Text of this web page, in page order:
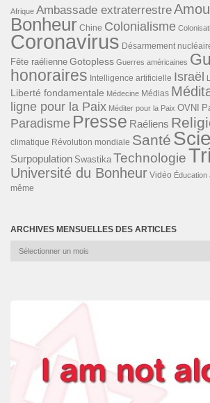
Afrique Ambassade extraterrestre
Bonheur Chine Colonialisme
Coronavirus Désarmement
Fête raélienne Gotopless Guerres américaines
honoraires Intelligence artificielle Israël
Liberté fondamentale Médecine Médias
ligne pour la Paix Méditer pour la Paix OVNI
Paradisme Presse Raéliens
climatique Révolution mondiale Santé
Surpopulation Swastika Technologie
Université du Bonheur Vidéo Éducation
même
ARCHIVES MENSUELLES DES ARTICLES
Archives